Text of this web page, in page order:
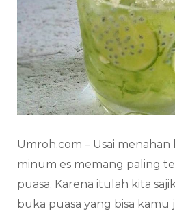
Umroh.com – Usai menahan
minum es memang paling
puasa. Karena itulah kita
buka puasa yang bisa kamu